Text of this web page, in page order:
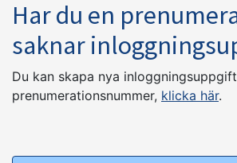
Har du en
saknar
Du kan skapa nya
prenumerationsnummer, klicka här.